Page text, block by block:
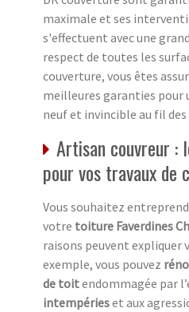
maximale et ses
s'effectuent avec une
respect de toutes les
couverture, vous êtes
meilleures garanties pour
neuf et invincible au fil des
Artisan couvreur :
pour vos travaux de
Vous souhaitez
votre toiture Faverdines
raisons peuvent expliquer
exemple, vous pouvez
de toitendommagée par
intempérieset aux